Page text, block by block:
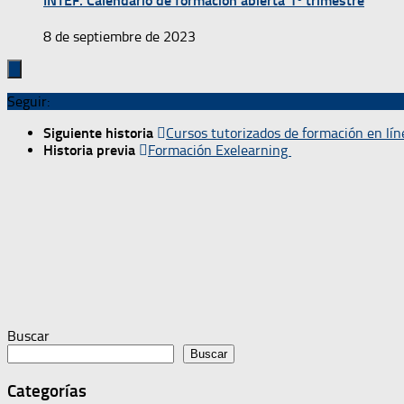
8 de septiembre de 2023
Seguir:
Siguiente historia
Cursos tutorizados de formación en
Historia previa
Formación Exelearning
Buscar
Buscar
Categorías